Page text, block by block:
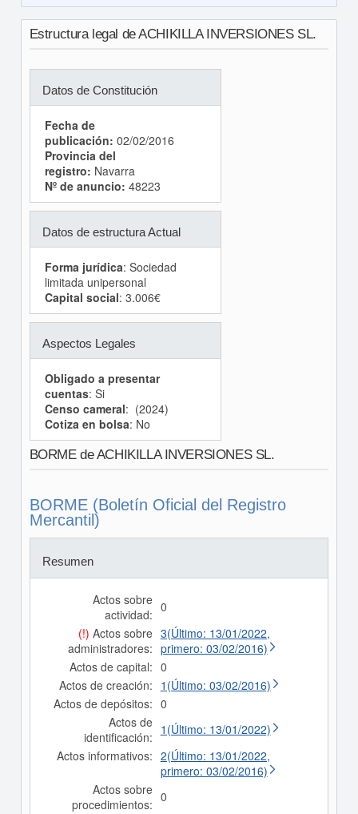
Estructura legal de ACHIKILLA INVERSIONES SL.
Datos de Constitución
Fecha de
publicación: 02/02/2016
Provincia del
registro: Navarra
Nº de anuncio: 48223
Datos de estructura Actual
Forma jurídica: Sociedad
limitada unipersonal
Capital social: 3.006€
Aspectos Legales
Obligado a presentar
cuentas: Si
Censo cameral: (2024)
Cotiza en bolsa: No
BORME de ACHIKILLA INVERSIONES SL.
BORME (Boletín Oficial del Registro
Mercantil)
Resumen
Actos sobre
actividad: 0
(!) Actos sobre
administradores:
3(Último: 13/01/2022,
primero: 03/02/2016)
Actos de capital: 0
Actos de creación: 1(Último: 03/02/2016)
Actos de depósitos: 0
Actos de
identificación: 1(Último: 13/01/2022)
Actos informativos: 2(Último: 13/01/2022,
primero: 03/02/2016)
Actos sobre
procedimientos: 0